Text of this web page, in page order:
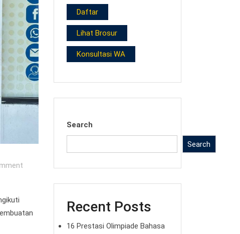
Daftar
Lihat Brosur
Konsultasi WA
Search
Search
Recent Posts
16 Prestasi Olimpiade Bahasa